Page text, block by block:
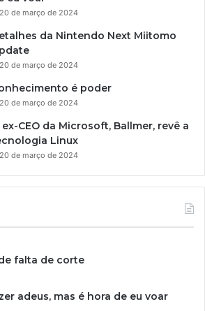
20 de março de 2024
da Nintendo Next Miitomo
20 de março de 2024
é poder
20 de março de 2024
ex-CEO da Microsoft, Ballmer, revê a
Linux
20 de março de 2024
falta de corte
adeus, mas é hora de eu voar